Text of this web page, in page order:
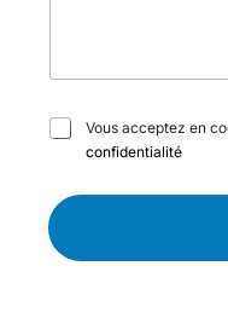
C
s
à
Vous acceptez en
confidentialité